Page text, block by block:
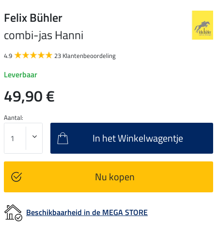
Felix Bühler
combi-jas Hanni
4.9 23 Klantenbeoordeling
Leverbaar
49,90 €
Aantal:
In het Winkelwagentje
Nu kopen
Beschikbaarheid in de MEGA STORE